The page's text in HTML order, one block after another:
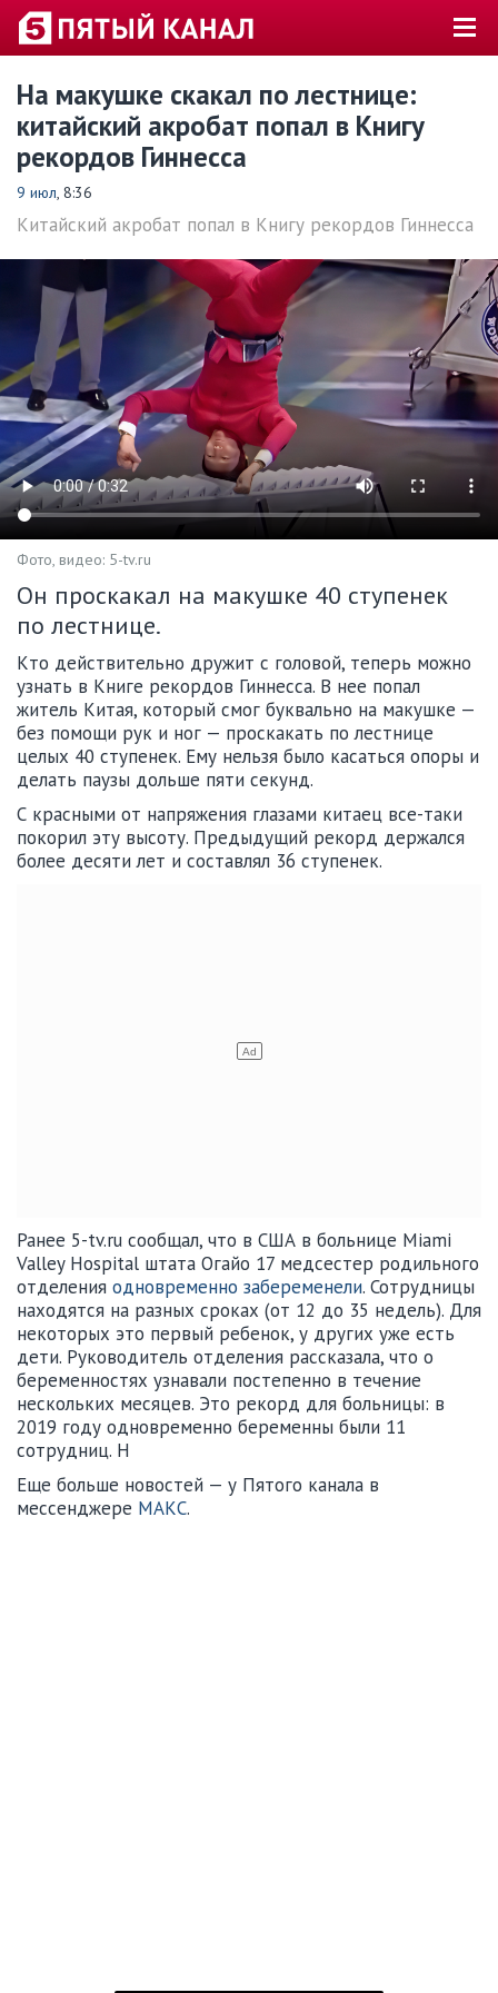
На макушке скакал по лестнице:
китайский акробат попал в Книгу
рекордов Гиннесса
9 июл, 8:36
Китайский акробат попал в Книгу рекордов Гиннесса
Фото, видео: 5-tv.ru
Он проскакал на макушке 40 ступенек
по лестнице.
Кто действительно дружит с головой, теперь можно
узнать в Книге рекордов Гиннесса. В нее попал
житель Китая, который смог буквально на макушке —
без помощи рук и ног — проскакать по лестнице
целых 40 ступенек. Ему нельзя было касаться опоры и
делать паузы дольше пяти секунд.
С красными от напряжения глазами китаец все-таки
покорил эту высоту. Предыдущий рекорд держался
более десяти лет и составлял 36 ступенек.
Ранее 5-tv.ru сообщал, что в США в больнице Miami
Valley Hospital штата Огайо 17 медсестер родильного
отделения одновременно забеременели. Сотрудницы
находятся на разных сроках (от 12 до 35 недель). Для
некоторых это первый ребенок, у других уже есть
дети. Руководитель отделения рассказала, что о
беременностях узнавали постепенно в течение
нескольких месяцев. Это рекорд для больницы: в
2019 году одновременно беременны были 11
сотрудниц. Н
Еще больше новостей — у Пятого канала в
мессенджере МАКС.